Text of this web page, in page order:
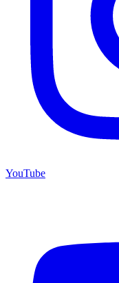
YouTube